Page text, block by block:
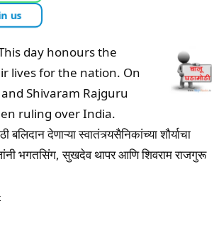
us
day honours the
lives for the nation. On
Shivaram Rajguru
ruling over India.
देणाऱ्या स्वातंत्र्यसैनिकांच्या शौर्याचा
भगतसिंग, सुखदेव थापर आणि शिवराम राजगुरू